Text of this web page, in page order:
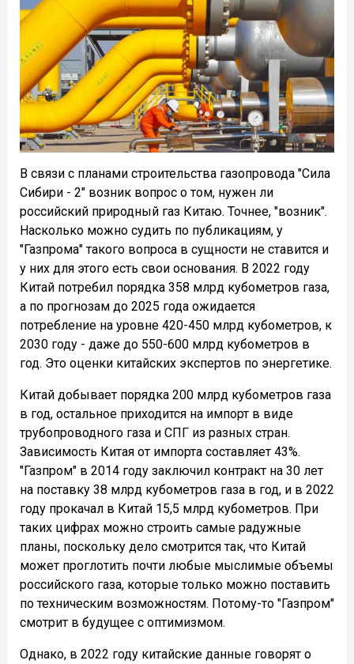
В связи с планами строительства газопровода "Сила
Сибири - 2" возник вопрос о том, нужен ли
российский природный газ Китаю. Точнее, "возник".
Насколько можно судить по публикациям, у
"Газпрома" такого вопроса в сущности не ставится и
у них для этого есть свои основания. В 2022 году
Китай потребил порядка 358 млрд кубометров газа,
а по прогнозам до 2025 года ожидается
потребление на уровне 420-450 млрд кубометров, к
2030 году - даже до 550-600 млрд кубометров в
год. Это оценки китайских экспертов по энергетике.
Китай добывает порядка 200 млрд кубометров газа
в год, остальное приходится на импорт в виде
трубопроводного газа и СПГ из разных стран.
Зависимость Китая от импорта составляет 43%.
"Газпром" в 2014 году заключил контракт на 30 лет
на поставку 38 млрд кубометров газа в год, и в 2022
году прокачал в Китай 15,5 млрд кубометров. При
таких цифрах можно строить самые радужные
планы, поскольку дело смотрится так, что Китай
может проглотить почти любые мыслимые объемы
российского газа, которые только можно поставить
по техническим возможностям. Потому-то "Газпром"
смотрит в будущее с оптимизмом.
Однако, в 2022 году китайские данные говорят о